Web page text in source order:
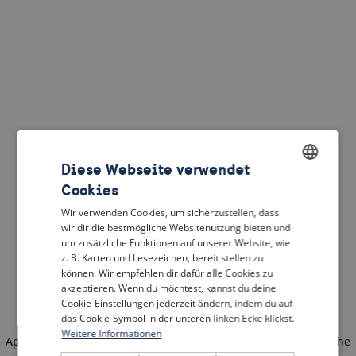
Application error: a client-side exception has occurred
(see the
DUTCH
FRENCH
GERMAN
Diese Webseite verwendet
Cookies
Wir verwenden Cookies, um sicherzustellen, dass
wir dir die bestmögliche Websitenutzung bieten und
um zusätzliche Funktionen auf unserer Website, wie
z. B. Karten und Lesezeichen, bereit stellen zu
können. Wir empfehlen dir dafür alle Cookies zu
akzeptieren. Wenn du möchtest, kannst du deine
Cookie-Einstellungen jederzeit ändern, indem du auf
das Cookie-Symbol in der unteren linken Ecke klickst.
Weitere Informationen